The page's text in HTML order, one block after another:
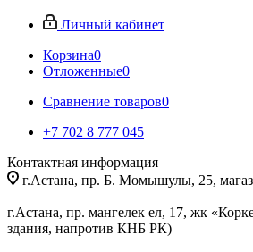
Личный кабинет
Корзина0
Отложенные0
Сравнение товаров0
+7 702 8 777 045
Контактная информация
г.Астана, пр. Б. Момышулы, 25,
г.Астана, пр. мангелек ел, 17, жк
здания, напротив КНБ РК)